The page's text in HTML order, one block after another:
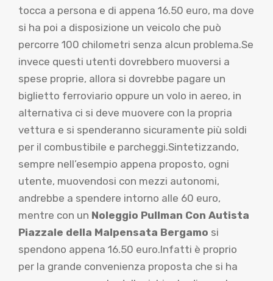
tocca a persona e di appena 16.50 euro, ma dove
si ha poi a disposizione un veicolo che può
percorre 100 chilometri senza alcun problema.Se
invece questi utenti dovrebbero muoversi a
spese proprie, allora si dovrebbe pagare un
biglietto ferroviario oppure un volo in aereo, in
alternativa ci si deve muovere con la propria
vettura e si spenderanno sicuramente più soldi
per il combustibile e parcheggi.Sintetizzando,
sempre nell’esempio appena proposto, ogni
utente, muovendosi con mezzi autonomi,
andrebbe a spendere intorno alle 60 euro,
mentre con un Noleggio Pullman Con Autista
Piazzale della Malpensata Bergamo si
spendono appena 16.50 euro.Infatti è proprio
per la grande convenienza proposta che si ha